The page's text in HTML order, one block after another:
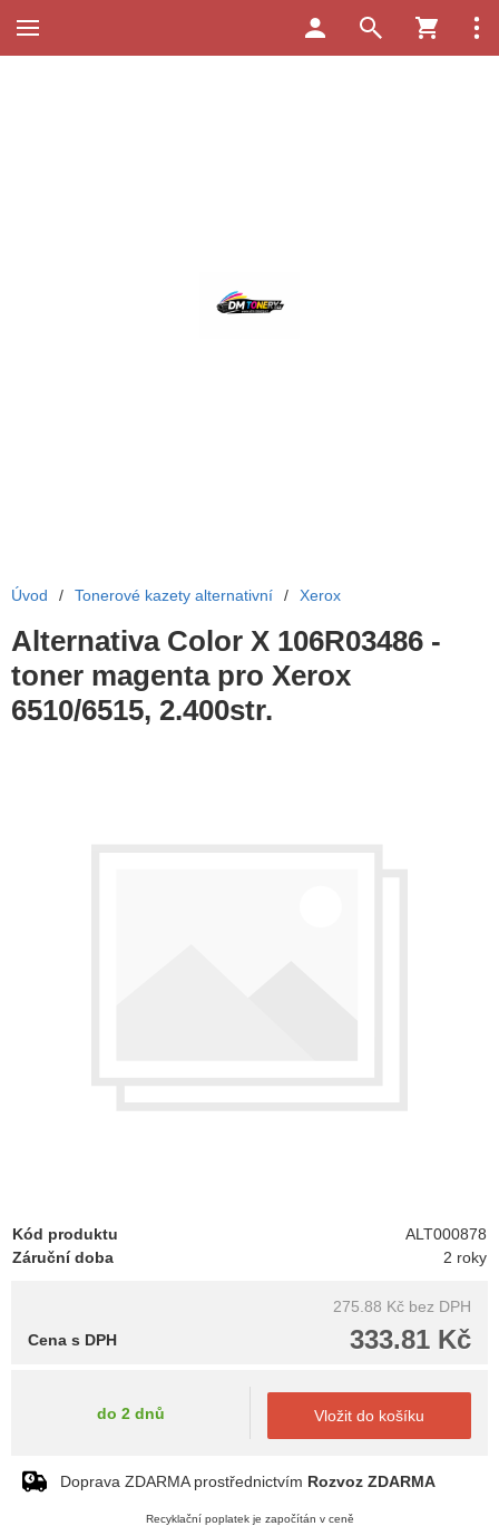
Úvod / Tonerové kazety alternativní / Xerox
Alternativa Color X 106R03486 -
toner magenta pro Xerox
6510/6515, 2.400str.
Kód produktu
ALT000878
Záruční doba
2 roky
275.88 Kč bez DPH
333.81 Kč
Cena s DPH
do 2 dnů Vložit do košíku
Doprava ZDARMA prostřednictvím Rozvoz ZDARMA
Recyklační poplatek je započítán v ceně